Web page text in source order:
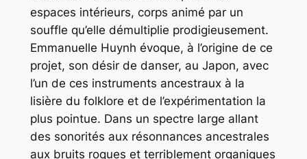
espaces intérieurs, corps animé par un
souffle qu’elle démultiplie prodigieusement.
Emmanuelle Huynh évoque, à l’origine de ce
projet, son désir de danser, au Japon, avec
l’un de ces instruments ancestraux à la
lisière du folklore et de l’expérimentation la
plus pointue. Dans un spectre large allant
des sonorités aux résonnances ancestrales
aux bruits roques et terriblement organiques